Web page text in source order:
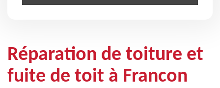
Réparation de toiture et
fuite de toit à Francon